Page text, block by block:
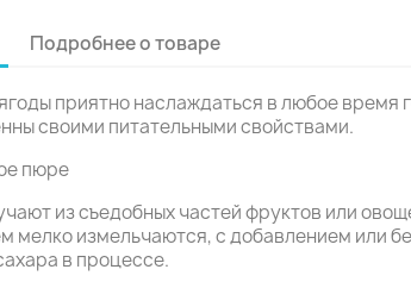
Подробнее о товаре
приятно наслаждаться в любое время
своими питательными свойствами.
пюре
из съедобных частей фруктов или
мелко измельчаются, с добавлением или
в процессе.